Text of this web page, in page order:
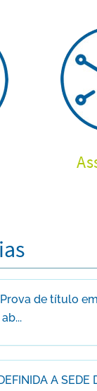
Prova de título
A SEDE